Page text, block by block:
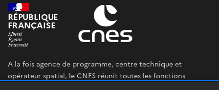
RÉPUBLIQUE
FRANÇAISE
A la fois agence de programme, centre technique et
opérateur spatial, le CNES réunit toutes les fonctions